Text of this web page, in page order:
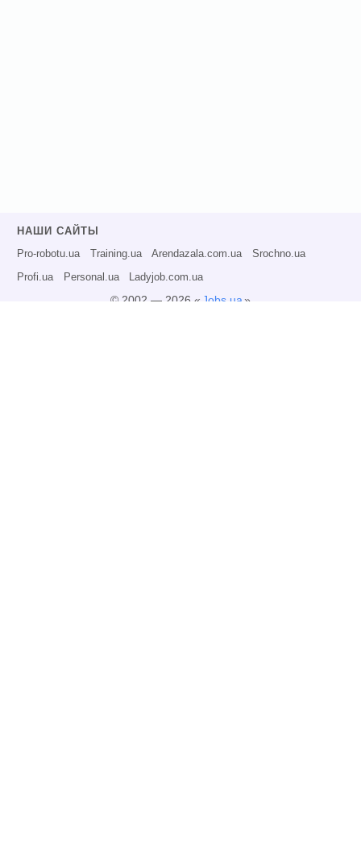
НАШИ САЙТЫ
Pro-robotu.ua Training.ua Arendazala.com.ua Srochno.ua
Profi.ua Personal.ua Ladyjob.com.ua
© 2002 — 2026 « Jobs.ua»